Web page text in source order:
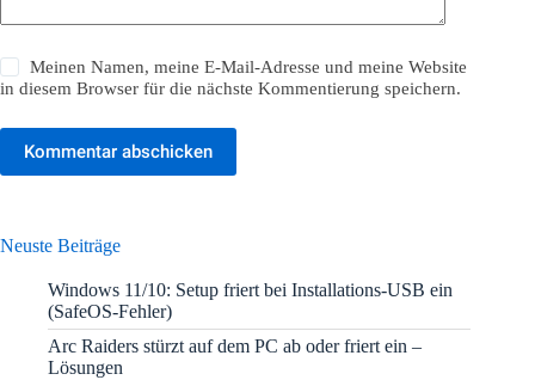
Meinen Namen, meine E-Mail-Adresse und meine Website
in diesem Browser für die nächste Kommentierung speichern.
Kommentar abschicken
Neuste Beiträge
Windows 11/10: Setup friert bei Installations-USB ein
(SafeOS-Fehler)
Arc Raiders stürzt auf dem PC ab oder friert ein –
Lösungen